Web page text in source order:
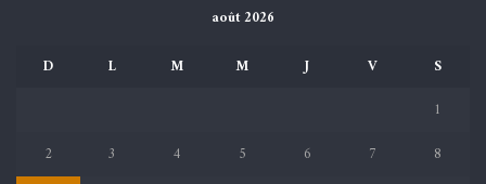
août 2026
D
L M M J V
S
1
2
3 4 5 6 7
8